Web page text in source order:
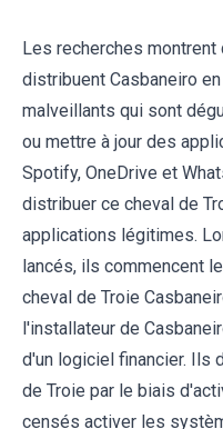
Les recherches
distribuent Casbaneiro
malveillants qui sont
ou mettre à jour des
Spotify, OneDrive et
distribuer ce cheval de
applications légitimes.
lancés, ils commencent
cheval de Troie
l'installateur de
d'un logiciel financier. Ils
de Troie par le biais
censés activer les